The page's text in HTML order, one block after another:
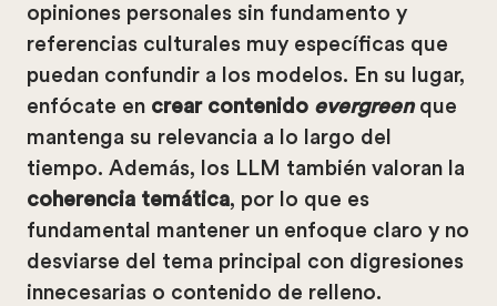
opiniones personales sin fundamento y
referencias culturales muy específicas que
puedan confundir a los modelos. En su lugar,
enfócate en crear contenido evergreenque
mantenga su relevancia a lo largo del
tiempo. Además, los LLM también valoran la
coherencia temática, por lo que es
fundamental mantener un enfoque claro y no
desviarse del tema principal con digresiones
innecesarias o contenido de relleno.